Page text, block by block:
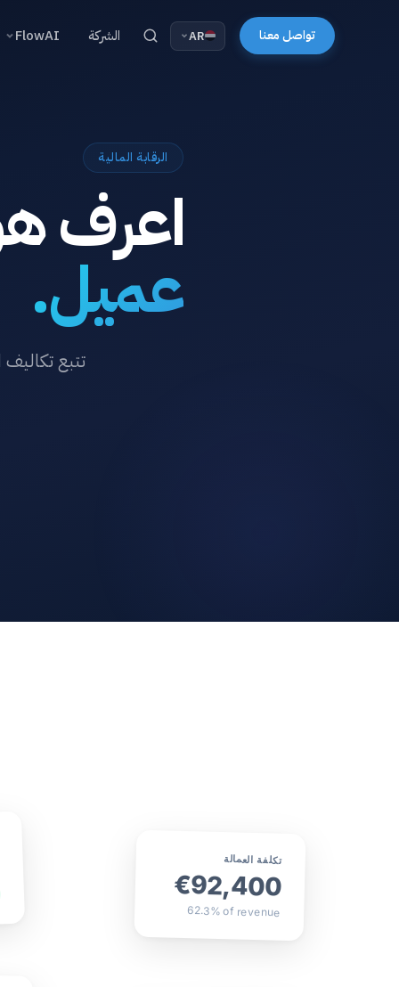
FlowAI الشركة AR تواصل معنا
الرقابة المالية
اعرف
عميل.
تتبع
تكلفة العمالة
€92,400
62.3% of revenue